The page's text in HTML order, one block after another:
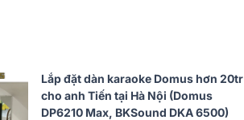
Lắp đặt dàn karaoke Domus hơn 20tr
cho anh Tiến tại Hà Nội (Domus
DP6210 Max, BKSound DKA 6500)